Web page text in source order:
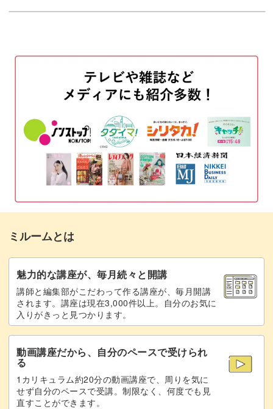
持ち手を編む
糸処理をする 47:54
形を整えてスチームをかける
まとめ
ミルームとは
魅力的な講座が、毎月続々と開講
講師と編集部がこだわって作る講座が、毎月開講
されます。講座は現在3,000件以上。自分のお気に
入りがきっと見つかります。
動画講座だから、自分のペースで受けられ
る
1カリキュラム約20分の動画講座で、周りを気に
せず自分のペースで受講。制限なく、何度でも見
直すことができます。